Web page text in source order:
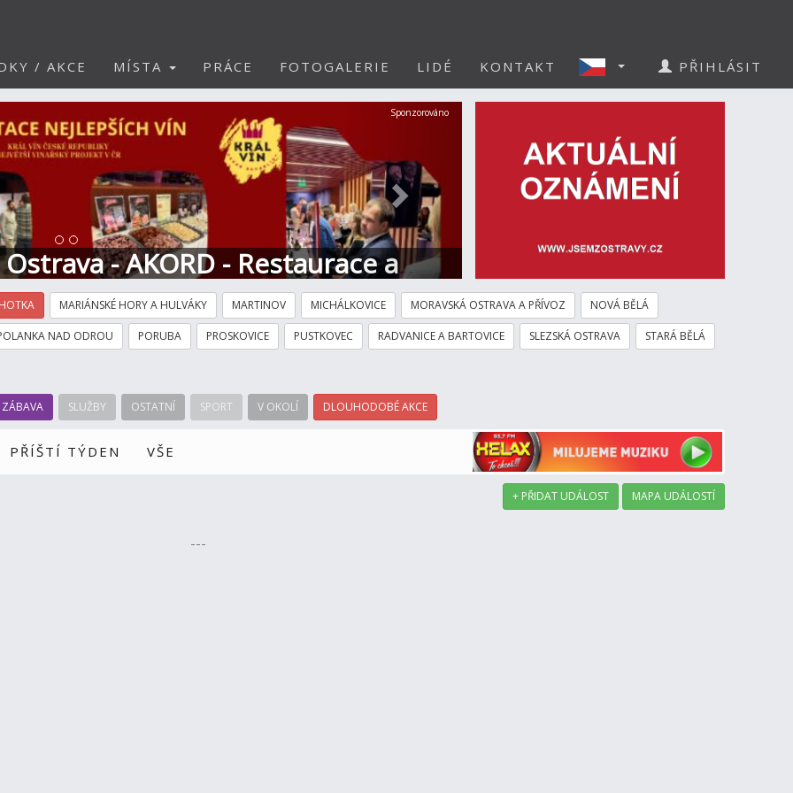
/ AKCE MÍSTA PRÁCE FOTOGALERIE LIDÉ KONTAKT PŘIHLÁSIT
- AKORD - Restaurace a
Další
Sponzorováno
MARIÁNSKÉ HORY A HULVÁKY MARTINOV MICHÁLKOVICE MORAVSKÁ OSTRAVA A PŘÍVOZ NOVÁ BĚLÁ
NAD ODROU PORUBA PROSKOVICE PUSTKOVEC RADVANICE A BARTOVICE SLEZSKÁ OSTRAVA STARÁ BĚLÁ
ZÁBAVA SLUŽBY OSTATNÍ SPORT V OKOLÍ DLOUHODOBÉ AKCE
PŘÍŠTÍ TÝDEN VŠE
+ PŘIDAT UDÁLOST MAPA UDÁLOSTÍ
---